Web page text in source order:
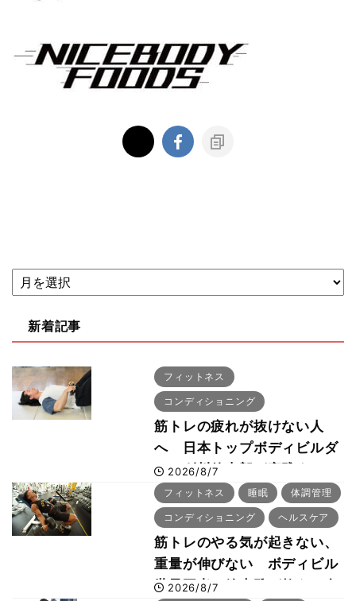
新着記事
フィットネス
コンディショニング
筋トレの疲れが抜けない人
へ 日本トップボディビルダ
ー・刈川啓志郎が実践する
「回復習慣」
2026/8/7
フィットネス 睡眠 体調管理
コンディショニング ヘルスケア
筋トレのやる気が起きない、
重量が伸びない ボディビル
世界王者・鈴木雅が教える食
2026/8/7